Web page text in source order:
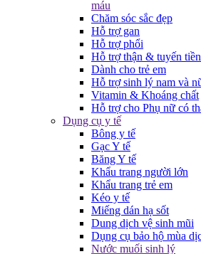
máu
Chăm sóc sắc đẹp
Hỗ trợ gan
Hỗ trợ phổi
Hỗ trợ thận & tuyến
Dành cho trẻ em
Hỗ trợ sinh lý nam và
Vitamin & Khoáng chất
Hỗ trợ cho Phụ nữ có
Dụng cụ y tế
Bông y tế
Gạc Y tế
Băng Y tế
Khẩu trang người lớn
Khẩu trang trẻ em
Kéo y tế
Miếng dán hạ sốt
Dung dịch vệ sinh mũi
Dụng cụ bảo hộ mùa
Nước muối sinh lý